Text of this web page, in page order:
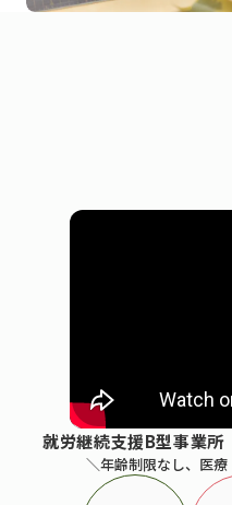
就労継続支援B型事業所
＼年齢制限なし、医